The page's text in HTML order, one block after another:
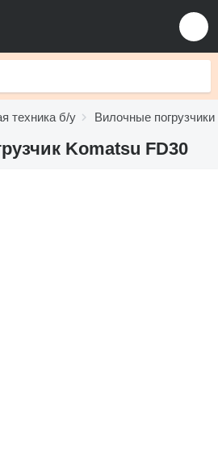
техника б/у Вилочные погрузчики
Komatsu FD30